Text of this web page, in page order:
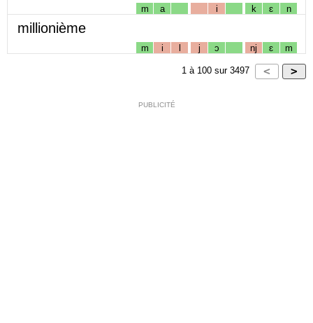
m a i k ɛ n
millionième
m i l j ɔ nj ɛ m
1 à 100 sur 3497
PUBLICITÉ